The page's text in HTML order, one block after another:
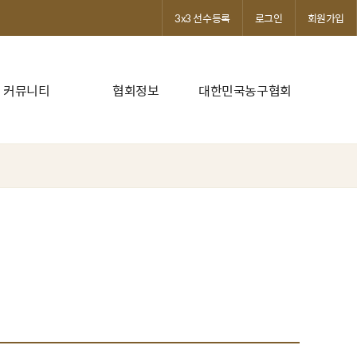
커뮤니티 협회정보 대한민국농구협회
3x3 선수등록 로그인 회원가입